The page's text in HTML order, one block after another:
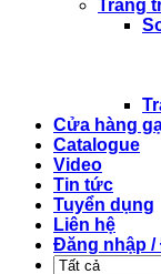
Trang
Cửa hàng
Catalogue
Video
Tin tức
Tuyển dụng
Liên hệ
Đăng nhập /